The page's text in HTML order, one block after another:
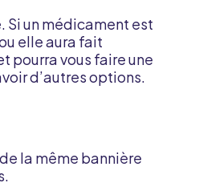
Si un médicament est
elle aura fait
pourra vous faire une
d’autres options.
la même bannière